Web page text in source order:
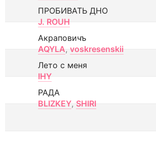
ПРОБИВАТЬ ДНО
J. ROUH
Акраповичъ
AQYLA, voskresenskii
Лето с меня
IHY
РАДА
BLIZKEY, SHIRI